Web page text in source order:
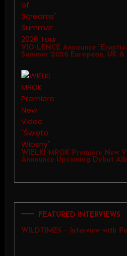
VIO-LENCE Announce
Summer 2026 European, UK &
WIELKI MROK Premiere New
Announce Upcoming Debut
FEATURED INTERVIEWS
WILDTIMES – Interview with